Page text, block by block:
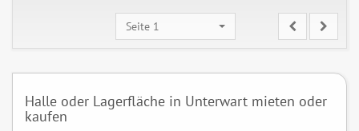
Seite 1
Halle oder Lagerfläche in Unterwart mieten oder
kaufen